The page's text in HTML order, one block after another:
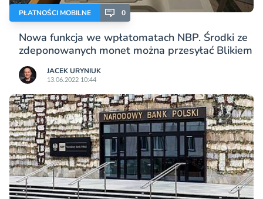
PŁATNOŚCI MOBILNE 0
Nowa funkcja we wpłatomatach NBP. Środki ze
zdeponowanych monet można przesyłać Blikiem
JACEK URYNIUK
13.06.2022 10:44